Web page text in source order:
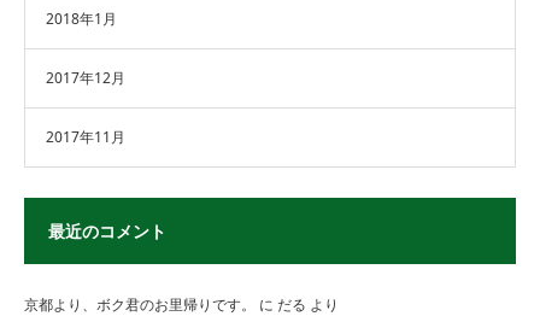
2018年1月
2017年12月
2017年11月
最近のコメント
京都より、ボク君のお里帰りです。 に だる より